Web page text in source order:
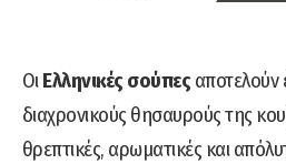
ΟιΕλληνικές σούπεςαποτελούν
διαχρονικούς θησαυρούς της
θρεπτικές, αρωματικές και